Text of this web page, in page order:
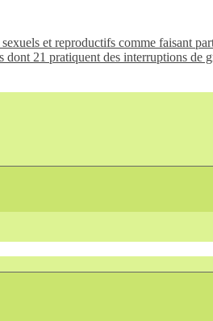
et reproductifs comme faisant
21 pratiquent des interruptions de